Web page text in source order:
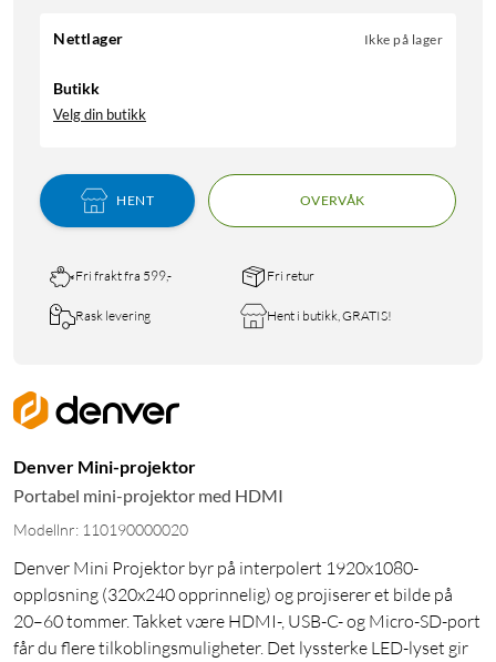
Nettlager Ikke på lager
Butikk
Velg din butikk
HENT OVERVÅK
Fri frakt fra 599,- Fri retur
Rask levering Hent i butikk, GRATIS!
Denver Mini-projektor
Portabel mini-projektor med HDMI
Modellnr: 110190000020
Denver Mini Projektor byr på interpolert 1920x1080-
oppløsning (320x240 opprinnelig) og projiserer et bilde på
20–60 tommer. Takket være HDMI-, USB-C- og Micro-SD-port
får du flere tilkoblingsmuligheter. Det lyssterke LED-lyset gir